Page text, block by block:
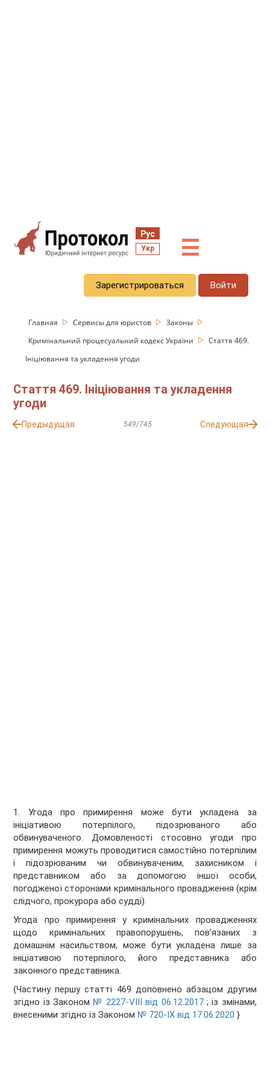
Рус
Укр ☰
Зарегистрироваться Войти
Главная Сервисы для юристов
Законы
Кримінальний процесуальний кодекс України
Стаття 469.
Ініціювання та укладення угоди
Стаття 469. Ініціювання та укладення
угоди
Предыдущая 549/745 Следующая
1. Угода про примирення може бути укладена за
ініціативою потерпілого, підозрюваного або
обвинуваченого. Домовленості стосовно угоди про
примирення можуть проводитися самостійно потерпілим
і підозрюваним чи обвинуваченим, захисником і
представником або за допомогою іншої особи,
погодженої сторонами кримінального провадження (крім
слідчого, прокурора або судді).
Угода про примирення у кримінальних провадженнях
щодо кримінальних правопорушень, пов’язаних з
домашнім насильством, може бути укладена лише за
ініціативою потерпілого, його представника або
законного представника.
{Частину першу статті 469 доповнено абзацом другим
згідно із Законом № 2227-VIII від 06.12.2017; із змінами,
внесеними згідно із Законом № 720-IX від 17.06.2020 }